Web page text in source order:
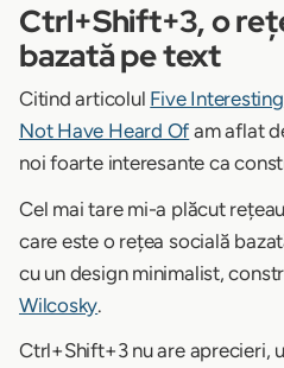
Ctrl+Shift+3, o
bazată pe text
Citind articolul Five
Not Have Heard Of am aflat
noi foarte interesante ca
Cel mai tare mi-a plăcut
care este o rețea socială
cu un design minimalist,
Wilcosky.
Ctrl+Shift+3 nu are aprecieri,